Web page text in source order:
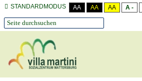
STANDARDMODUS AA AA AA A -